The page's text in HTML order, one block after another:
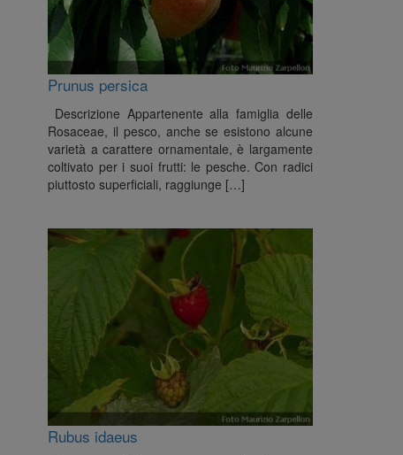
Prunus persica
Descrizione Appartenente alla famiglia delle
Rosaceae, il pesco, anche se esistono alcune
varietà a carattere ornamentale, è largamente
coltivato per i suoi frutti: le pesche. Con radici
piuttosto superficiali, raggiunge […]
Rubus idaeus